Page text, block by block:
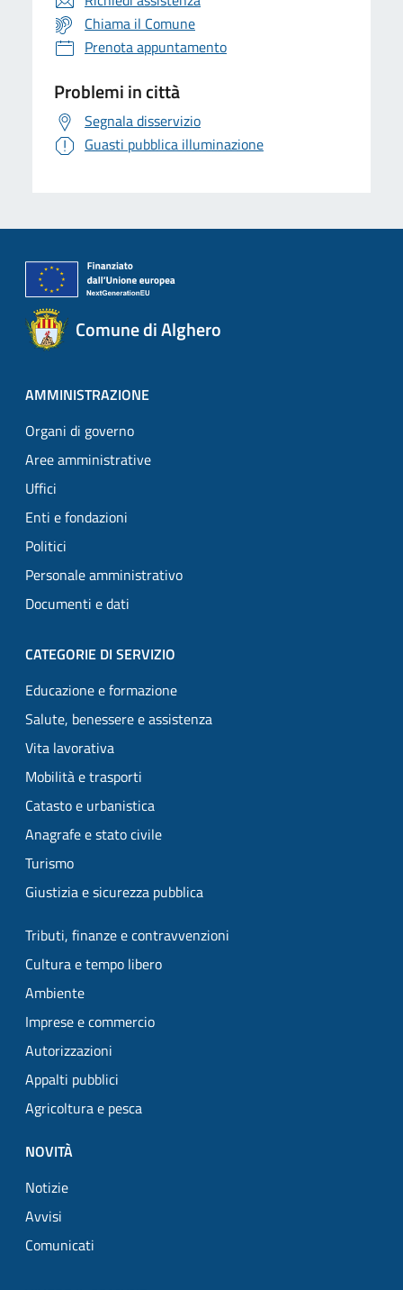
Chiama il Comune
Prenota appuntamento
Problemi in città
Segnala disservizio
Guasti pubblica illuminazione
Comune di Alghero
AMMINISTRAZIONE
Organi di governo
Aree amministrative
Uffici
Enti e fondazioni
Politici
Personale amministrativo
Documenti e dati
CATEGORIE DI SERVIZIO
Educazione e formazione
Salute, benessere e assistenza
Vita lavorativa
Mobilità e trasporti
Catasto e urbanistica
Anagrafe e stato civile
Turismo
Giustizia e sicurezza pubblica
Tributi, finanze e contravvenzioni
Cultura e tempo libero
Ambiente
Imprese e commercio
Autorizzazioni
Appalti pubblici
Agricoltura e pesca
NOVITÀ
Notizie
Avvisi
Comunicati